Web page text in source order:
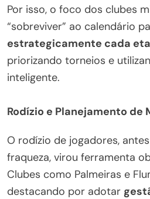
Por isso, o foco dos clubes
“sobreviver” ao calendário
estrategicamente cada
priorizando torneios e
inteligente.
Rodízio e Planejamento de
O rodízio de jogadores,
fraqueza, virou ferramenta
Clubes como Palmeiras e
destacando por adotar